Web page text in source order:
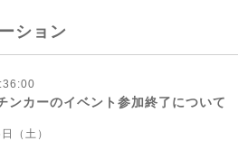
ション
ンカーのイベント参加終了について
（土）